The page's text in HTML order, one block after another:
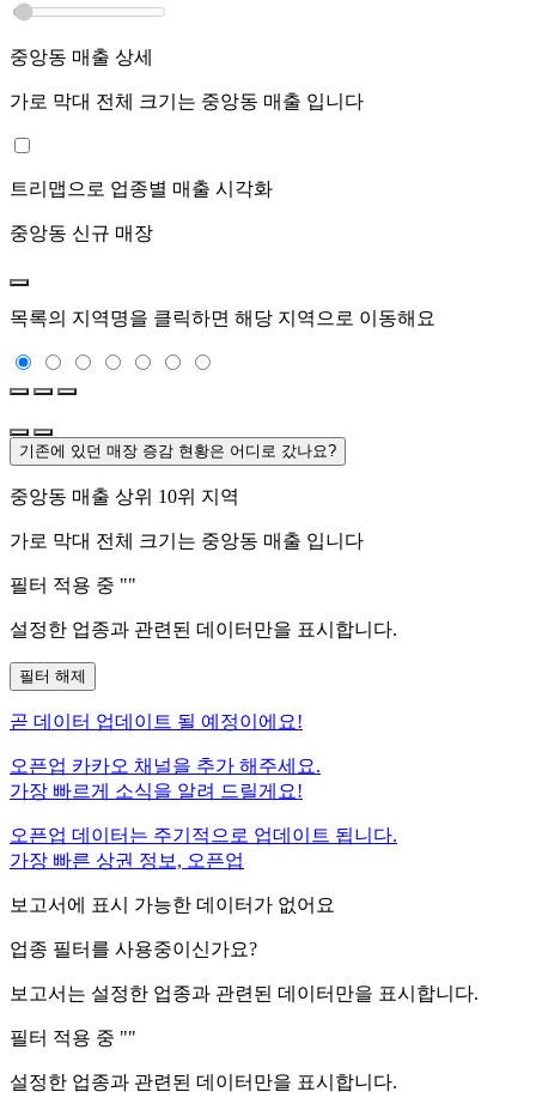
중앙동 매출 상세
가로 막대 전체 크기는 중앙동 매출 입니다
트리맵으로 업종별 매출 시각화
중앙동 신규 매장
목록의 지역명을 클릭하면 해당 지역으로 이동해요
기존에 있던 매장 증감 현황은 어디로 갔나요?
중앙동 매출 상위 10위 지역
가로 막대 전체 크기는 중앙동 매출 입니다
필터 적용 중 ""
설정한 업종과 관련된 데이터만을 표시합니다.
필터 해제
곧 데이터 업데이트 될 예정이에요!
오픈업 카카오 채널을 추가 해주세요.
가장 빠르게 소식을 알려 드릴게요!
오픈업 데이터는 주기적으로 업데이트 됩니다.
가장 빠른 상권 정보, 오픈업
보고서에 표시 가능한 데이터가 없어요
업종 필터를 사용중이신가요?
보고서는 설정한 업종과 관련된 데이터만을 표시합니다.
필터 적용 중 ""
설정한 업종과 관련된 데이터만을 표시합니다.